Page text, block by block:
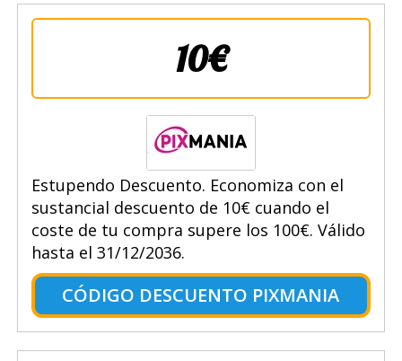
10€
Estupendo Descuento. Economiza con el
sustancial descuento de 10€ cuando el
coste de tu compra supere los 100€. Válido
hasta el 31/12/2036.
CÓDIGO DESCUENTO PIXMANIA